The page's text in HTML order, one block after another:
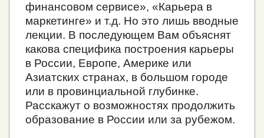
финансовом сервисе», «Карьера в
маркетинге» и т.д. Но это лишь вводные
лекции. В последующем Вам объяснят
какова специфика построения карьеры
в России, Европе, Америке или
Азиатских странах, в большом городе
или в провинциальной глубинке.
Расскажут о возможностях продолжить
образование в России или за рубежом.